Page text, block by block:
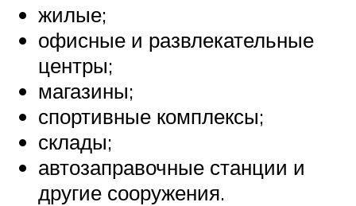
жилые;
офисные и развлекательные
центры;
магазины;
спортивные комплексы;
склады;
автозаправочные станции и
другие сооружения.